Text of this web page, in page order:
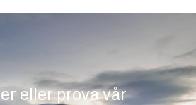
eller prova vår